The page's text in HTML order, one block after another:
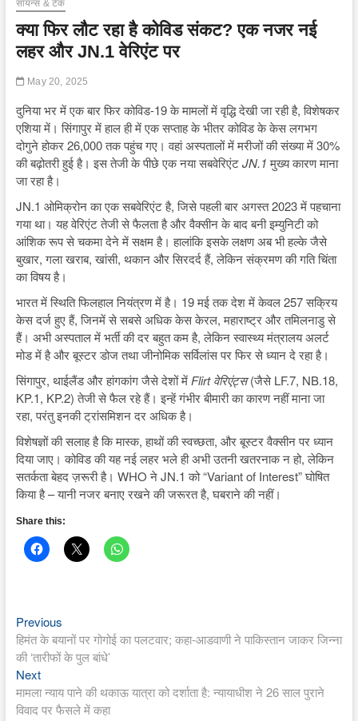
सायन्स & टेक
क्या फिर लौट रहा है कोविड संकट? एक नजर नई
लहर और JN.1 वेरिएंट पर
May 20, 2025
दुनिया भर में एक बार फिर कोविड-19 के मामलों में वृद्धि देखी जा रही है, विशेषकर
एशिया में। सिंगापुर में हाल ही में एक सप्ताह के भीतर कोविड के केस लगभग
दोगुने होकर 26,000 तक पहुंच गए। वहां अस्पतालों में मरीजों की संख्या में 30%
की बढ़ोतरी हुई है। इस तेजी के पीछे एक नया सबवेरिएंटJN.1मुख्य कारण माना
जा रहा है।
JN.1 ओमिक्रोन का एक सबवेरिएंट है, जिसे पहली बार अगस्त 2023 में पहचाना
गया था। यह वेरिएंट तेजी से फैलता है और वैक्सीन के बाद बनी इम्युनिटी को
आंशिक रूप से चकमा देने में सक्षम है। हालांकि इसके लक्षण अब भी हल्के जैसे
बुखार, गला खराब, खांसी, थकान और सिरदर्द हैं, लेकिन संक्रमण की गति चिंता
का विषय है।
भारत में स्थिति फिलहाल नियंत्रण में है। 19 मई तक देश में केवल 257 सक्रिय
केस दर्ज हुए हैं, जिनमें से सबसे अधिक केस केरल, महाराष्ट्र और तमिलनाडु से
हैं। अभी अस्पताल में भर्ती की दर बहुत कम है, लेकिन स्वास्थ्य मंत्रालय अलर्ट
मोड में है और बूस्टर डोज तथा जीनोमिक सर्विलांस पर फिर से ध्यान दे रहा है।
सिंगापुर, थाईलैंड और हांगकांग जैसे देशों में Flirt वेरिएंट्स(जैसे LF.7, NB.18,
KP.1, KP.2) तेजी से फैल रहे हैं। इन्हें गंभीर बीमारी का कारण नहीं माना जा
रहा, परंतु इनकी ट्रांसमिशन दर अधिक है।
विशेषज्ञों की सलाह है कि मास्क, हाथों की स्वच्छता, और बूस्टर वैक्सीन पर ध्यान
दिया जाए। कोविड की यह नई लहर भले ही अभी उतनी खतरनाक न हो, लेकिन
सतर्कता बेहद ज़रूरी है। WHO ने JN.1 को “Variant of Interest” घोषित
किया है – यानी नजर बनाए रखने की जरूरत है, घबराने की नहीं।
Share this:
Post
navigation
PreviousPrevious
post:
हिमंत के बयानों पर गोगोई का पलटवार; कहा-आडवाणी ने पाकिस्तान जाकर जिन्ना
की ‘तारीफों के पुल बांधे’
NextNext
post:
मामला न्याय पाने की थकाऊ यात्रा को दर्शाता है: न्यायाधीश ने 26 साल पुराने
विवाद पर फैसले में कहा